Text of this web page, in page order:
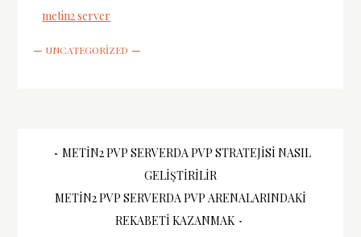
metin2 server
UNCATEGORIZED
Yazı
gezinmesi
METIN2 PVP SERVERDA PVP STRATEJISI NASIL
GELIŞTIRILIR
METIN2 PVP SERVERDA PVP ARENALARINDAKI
REKABETI KAZANMAK